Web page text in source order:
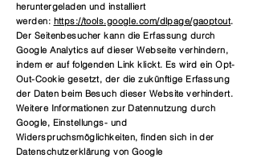
heruntergeladen und installiert
werden: https://tools.google.com/dlpage/gaoptout.
Der Seitenbesucher kann die Erfassung durch
Google Analytics auf dieser Webseite verhindern,
indem er auf folgenden Link klickt. Es wird ein Opt-
Out-Cookie gesetzt, der die zukünftige Erfassung
der Daten beim Besuch dieser Website verhindert.
Weitere Informationen zur Datennutzung durch
Google, Einstellungs- und
Widerspruchsmöglichkeiten, finden sich in der
Datenschutzerklärung von Google